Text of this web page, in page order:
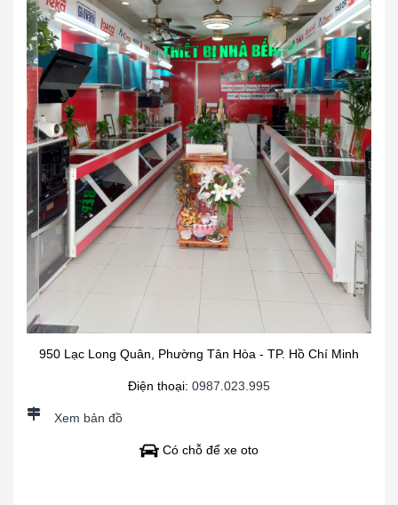
950 Lạc Long Quân, Phường Tân Hòa - TP. Hồ Chí Minh
Điện thoại: 0987.023.995
Xem bản đồ
Có chỗ để xe oto